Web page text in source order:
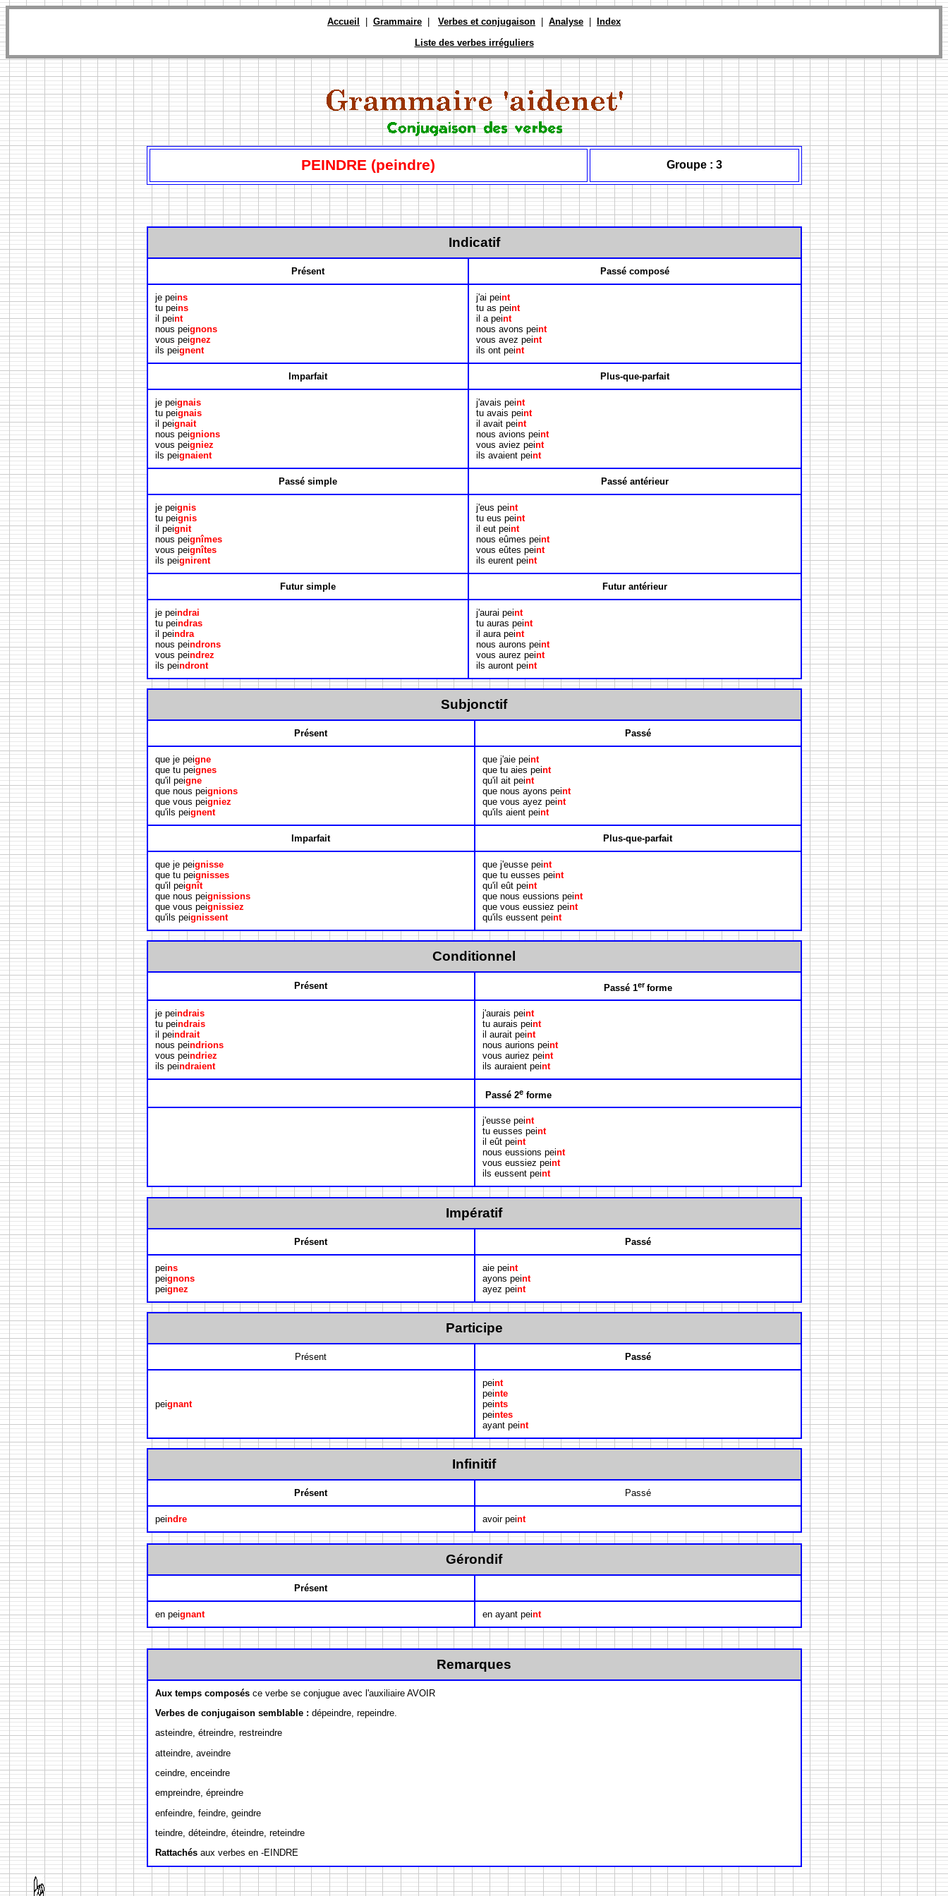
Accueil Grammaire Verbes et conjugaison Analyse
Index
Liste des verbes irréguliers
PEINDRE (peindre) Groupe : 3
Indicatif
Présent Passé composé
je peins
tu peins
il peint
nous peignons
vous peignez
ils peignent
j'ai peint
tu as peint
il a peint
nous avons peint
vous avez peint
ils ont peint
Imparfait Plus-que-parfait
je peignais
tu peignais
il peignait
nous peignions
vous peigniez
ils peignaient
j'avais peint
tu avais peint
il avait peint
nous avions peint
vous aviez peint
ils avaient peint
Passé simple Passé antérieur
je peignis
tu peignis
il peignit
nous peignîmes
vous peignîtes
ils peignirent
j'eus peint
tu eus peint
il eut peint
nous eûmes peint
vous eûtes peint
ils eurent peint
Futur simple Futur antérieur
je peindrai
tu peindras
il peindra
nous peindrons
vous peindrez
ils peindront
j'aurai peint
tu auras peint
il aura peint
nous aurons peint
vous aurez peint
ils auront peint
Subjonctif
Présent Passé
que je peigne
que tu peignes
qu'il peigne
que nous peignions
que vous peigniez
qu'ils peignent
que j'aie peint
que tu aies peint
qu'il ait peint
que nous ayons peint
que vous ayez peint
qu'ils aient peint
Imparfait Plus-que-parfait
que je peignisse
que tu peignisses
qu'il peignît
que nous peignissions
que vous peignissiez
qu'ils peignissent
que j'eusse peint
que tu eusses peint
qu'il eût peint
que nous eussions peint
que vous eussiez peint
qu'ils eussent peint
Conditionnel
Présent Passé 1erforme
je peindrais
tu peindrais
il peindrait
nous peindrions
vous peindriez
ils peindraient
j'aurais peint
tu aurais peint
il aurait peint
nous aurions peint
vous auriez peint
ils auraient peint
Passé 2eforme
j'eusse peint
tu eusses peint
il eût peint
nous eussions peint
vous eussiez peint
ils eussent peint
Impératif
Présent Passé
peins
peignons
peignez
aie peint
ayons peint
ayez peint
Participe
Présent Passé
peignant
peint
peinte
peints
peintes
ayant peint
Infinitif
Présent Passé
peindre avoir peint
Gérondif
Présent
en peignant en ayant peint
Remarques
Aux temps composésce verbe se conjugue avec l'auxiliaire AVOIR
Verbes de conjugaison semblable : dépeindre, repeindre.
asteindre, étreindre, restreindre
atteindre, aveindre
ceindre, enceindre
empreindre, épreindre
enfeindre, feindre, geindre
teindre, déteindre, éteindre, reteindre
Rattachésaux verbes en -EINDRE